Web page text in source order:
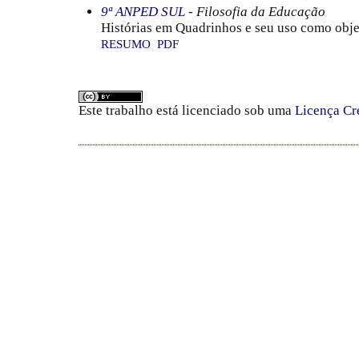
9ª ANPED SUL - Filosofia da Educação
Histórias em Quadrinhos e seu uso como
RESUMO PDF
Este trabalho está licenciado sob uma Licença